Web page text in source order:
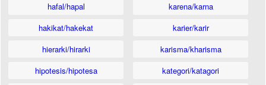
hafal/hapal
hakikat/hakekat
hierarki/hirarki
hipotesis/hipotesa
karena/karna
karier/karir
karisma/kharisma
kategori/katagori